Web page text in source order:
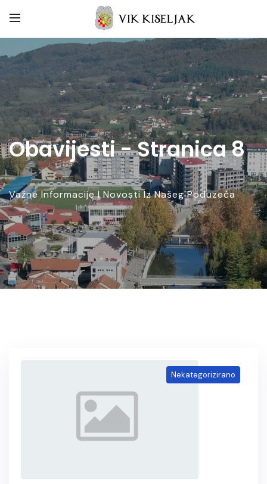
Obavijesti - Stranica 8
Važne Informacije I Novosti Iz Našeg Poduzeća
Nekategorizirano